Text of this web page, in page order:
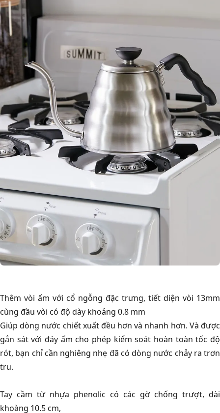
Thêm vòi ấm với cổ ngỗng đặc trưng, tiết diện vòi 13mm
cùng đầu vòi có độ dày khoảng 0.8 mm
Giúp dòng nước chiết xuất đều hơn và nhanh hơn. Và được
gắn sát với đáy ấm cho phép kiểm soát hoàn toàn tốc độ
rót, bạn chỉ cần nghiêng nhẹ đã có dòng nước chảy ra trơn
tru.
Tay cầm từ nhựa phenolic có các gờ chống trượt, dài
khoàng 10.5 cm,